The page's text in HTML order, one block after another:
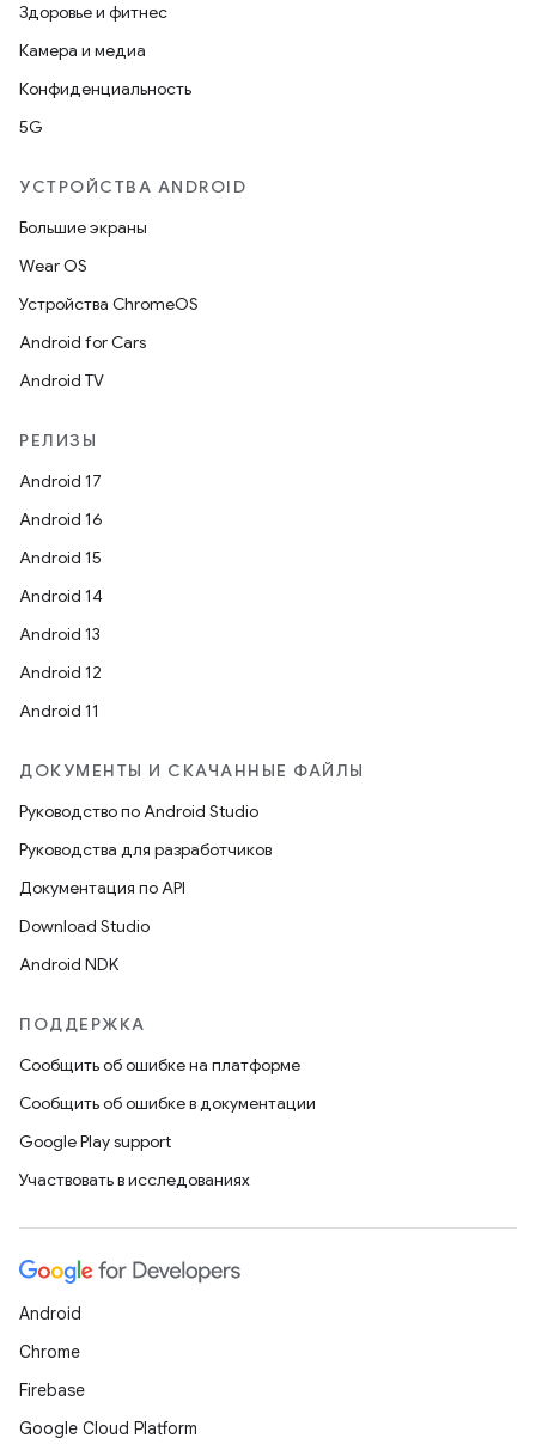
Здоровье и фитнес
Камера и медиа
Конфиденциальность
5G
УСТРОЙСТВА ANDROID
Большие экраны
Wear OS
Устройства ChromeOS
Android for Cars
Android TV
РЕЛИЗЫ
Android 17
Android 16
Android 15
Android 14
Android 13
Android 12
Android 11
ДОКУМЕНТЫ И СКАЧАННЫЕ ФАЙЛЫ
Руководство по Android Studio
Руководства для разработчиков
Документация по API
Download Studio
Android NDK
ПОДДЕРЖКА
Сообщить об ошибке на платформе
Сообщить об ошибке в документации
Google Play support
Участвовать в исследованиях
Android
Chrome
Firebase
Google Cloud Platform